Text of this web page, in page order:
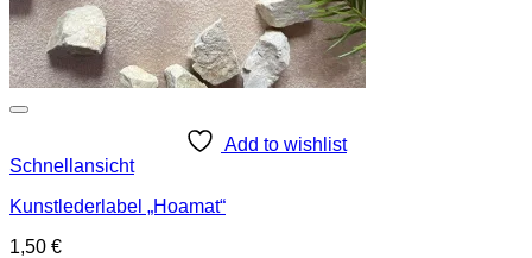
Add to wishlist
Schnellansicht
Kunstlederlabel „Hoamat“
1,50 €